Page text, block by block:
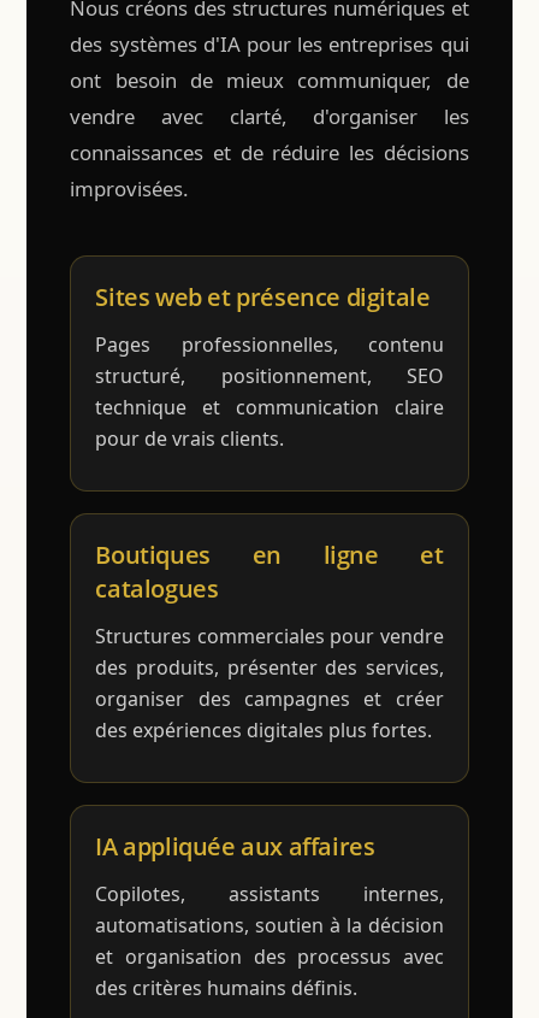
Nous créons des structures numériques et
des systèmes d'IA pour les entreprises qui
ont besoin de mieux communiquer, de
vendre avec clarté, d'organiser les
connaissances et de réduire les décisions
improvisées.
Sites web et présence digitale
Pages professionnelles, contenu
structuré, positionnement, SEO
technique et communication claire
pour de vrais clients.
Boutiques en ligne et
catalogues
Structures commerciales pour vendre
des produits, présenter des services,
organiser des campagnes et créer
des expériences digitales plus fortes.
IA appliquée aux affaires
Copilotes, assistants internes,
automatisations, soutien à la décision
et organisation des processus avec
des critères humains définis.